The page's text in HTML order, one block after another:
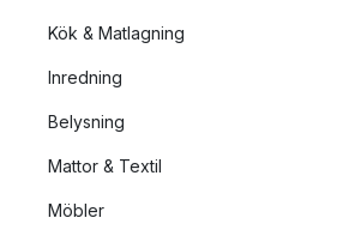
Kök & Matlagning
Inredning
Belysning
Mattor & Textil
Möbler